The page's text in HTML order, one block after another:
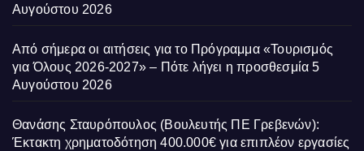
Αυγούστου 2026
Από σήμερα οι αιτήσεις για το Πρόγραμμα «Τουρισμός
για Όλους 2026-2027» – Πότε λήγει η προσθεσμία 5
Αυγούστου 2026
Θανάσης Σταυρόπουλος (Βουλευτής ΠΕ Γρεβενών):
Έκτακτη χρηματοδότηση 400.000€ για επιπλέον εργασίες